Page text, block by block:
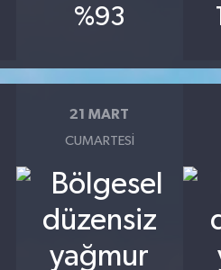
%93
21 MART
CUMARTESI